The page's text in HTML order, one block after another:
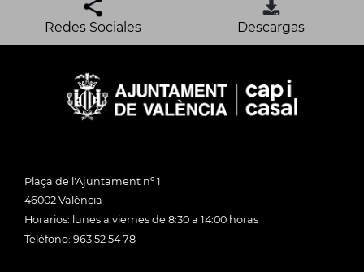
Redes Sociales Descargas
Plaça de l'Ajuntament nº 1
46002 València
Horarios: lunes a viernes de 8:30 a 14:00 horas
Teléfono: 963 52 54 78